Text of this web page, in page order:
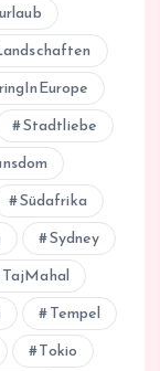
Stadtliebe
Südafrika
Sydney
TajMahal
Tempel
Tokio